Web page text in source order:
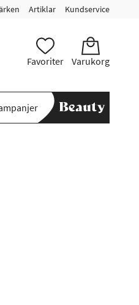
Artiklar Kundservice
Favoriter Varukorg